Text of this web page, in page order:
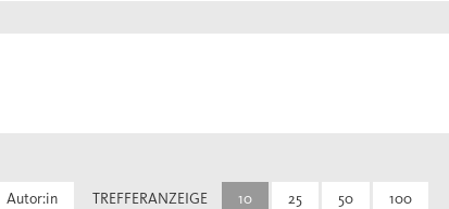
Autor:in TREFFERANZEIGE 10 25 50 100